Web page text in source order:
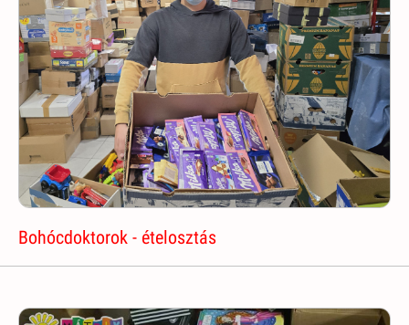
Bohócdoktorok - ételosztás